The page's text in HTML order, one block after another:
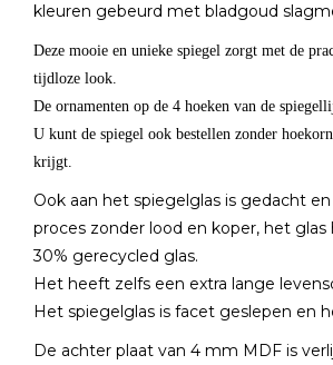
kleuren gebeurd met bladgoud
Deze mooie en unieke spiegel zorgt met de
tijdloze look.
De ornamenten op de 4 hoeken van de
U kunt de spiegel ook bestellen zonder
krijgt.
Ook aan het spiegelglas is gedacht
proces zonder lood en koper, het
30% gerecycled glas.
Het heeft zelfs een extra lange
Het spiegelglas is facet geslepen en
De achter plaat van 4 mm MDF is